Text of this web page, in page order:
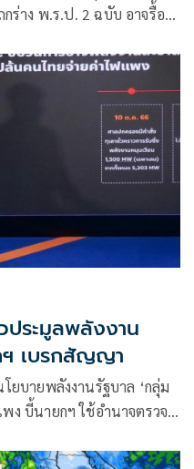
ร่าง พ.ร.ป. 2 ฉบับ อาจรื้อ
ประมูลพลังงาน
เบรกสัญญา
ายพลังงานรัฐบาล ‘กลุ่ม
ง บี้นายกฯ ใช้อำนาจตรวจ